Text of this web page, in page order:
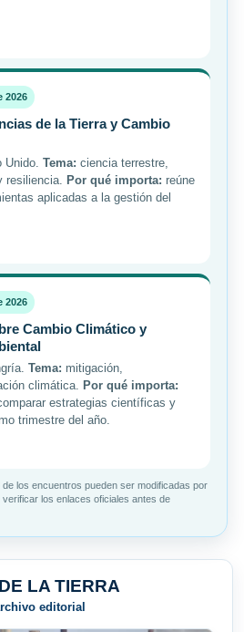
2026
de la Tierra y Cambio
Unido. Tema: ciencia terrestre,
resiliencia. Por qué importa: reúne
aplicadas a la gestión del
2026
Cambio Climático y
Tema: mitigación,
climática. Por qué importa:
estrategias científicas y
trimestre del año.
los encuentros pueden ser modificadas por
los enlaces oficiales antes de
LA TIERRA
editorial